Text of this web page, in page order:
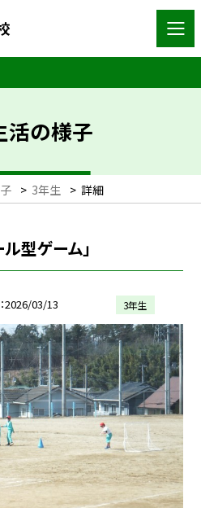
活の様子
> 3年生 > 詳細
型ゲーム」
2026/03/13 3年生